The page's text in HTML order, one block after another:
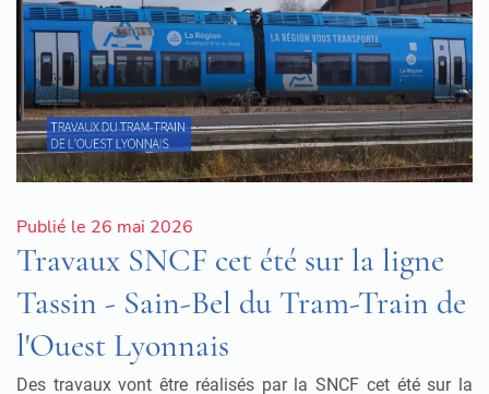
Publié le 26 mai 2026
Travaux SNCF cet été sur la ligne
Tassin - Sain-Bel du Tram-Train de
l'Ouest Lyonnais
Des travaux vont être réalisés par la SNCF cet été sur la